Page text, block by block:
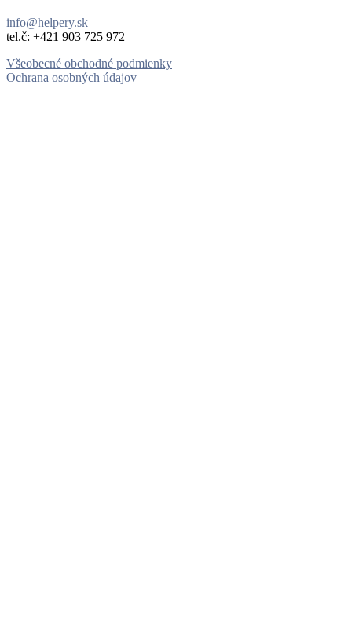
info@helpery.sk
tel.č: ‪+421 903 725 972
Všeobecné obchodné podmienky
Ochrana osobných údajov